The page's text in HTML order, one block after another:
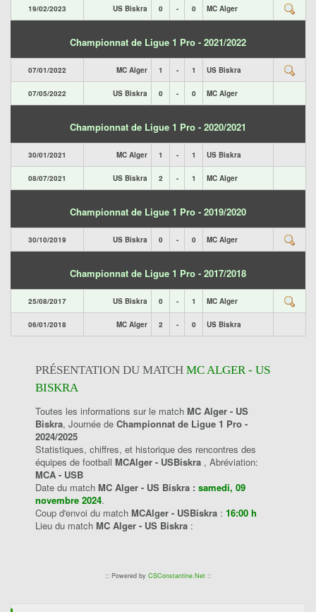
19/02/2023 US Biskra 0 - 0 MC Alger
Championnat de Ligue 1 Pro - 2021/2022
07/01/2022 MC Alger 1 - 1 US Biskra
07/05/2022 US Biskra 0 - 0 MC Alger
Championnat de Ligue 1 Pro - 2020/2021
30/01/2021 MC Alger 1 - 1 US Biskra
08/07/2021 US Biskra 2 - 1 MC Alger
Championnat de Ligue 1 Pro - 2019/2020
30/10/2019 US Biskra 0 - 0 MC Alger
Championnat de Ligue 1 Pro - 2017/2018
25/08/2017 US Biskra 0 - 1 MC Alger
06/01/2018 MC Alger 2 - 0 US Biskra
PRÉSENTATION DU MATCH MC ALGER - US
BISKRA
Toutes les informations sur le match MC Alger - US
Biskra, Journée de Championnat de Ligue 1 Pro -
2024/2025
Statistiques, chiffres, et historique des rencontres des
équipes de football MCAlger - USBiskra , Abréviation:
MCA - USB
Date du match MC Alger - US Biskra : samedi, 09
novembre 2024.
Coup d'envoi du match MCAlger - USBiskra : 16:00 h
Lieu du match MC Alger - US Biskra :
:: Powered by CSConstantine.Net::